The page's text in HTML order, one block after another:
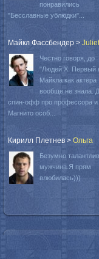
понравились
"Бесславные ублюдки"...
Майкл Фассбендер >
Честно говоря, до
"Людей Х: Первый
Майкла как актера
вообще не знала.
спин-офф про профессора и
Магнито особ...
Кирилл Плетнев > Oльга
Безумно
мужчина.Я прям
влюбилась)))